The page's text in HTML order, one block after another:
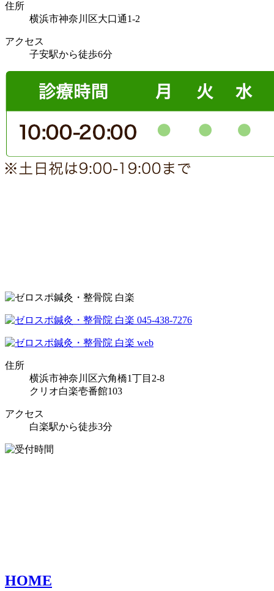
住所
横浜市神奈川区大口通1-2
アクセス
子安駅から徒歩6分
住所
横浜市神奈川区六角橋1丁目2-8
クリオ白楽壱番館103
アクセス
白楽駅から徒歩3分
HOME